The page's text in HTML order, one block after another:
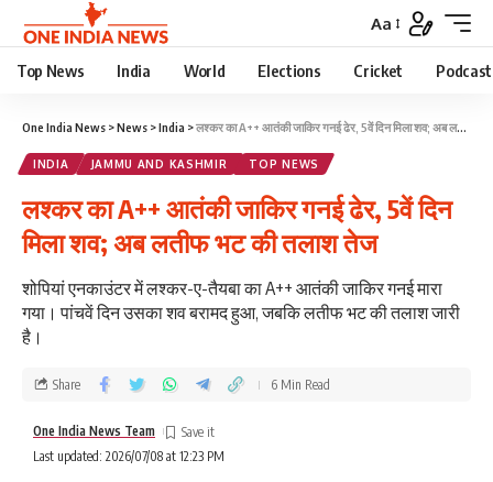
Aa
Top News India World Elections Cricket Podcast
One India News >News >India >लश्कर का A++ आतंकी जाकिर गनई ढेर, 5वें दिन मिला शव; अब लतीफ भट की तलाश तेज
INDIA JAMMU AND KASHMIR TOP NEWS
लश्कर का A++ आतंकी जाकिर गनई ढेर, 5वें दिन
मिला शव; अब लतीफ भट की तलाश तेज
शोपियां एनकाउंटर में लश्कर-ए-तैयबा का A++ आतंकी जाकिर गनई मारा
गया। पांचवें दिन उसका शव बरामद हुआ, जबकि लतीफ भट की तलाश जारी
है।
Last updated: 2026/07/08 at 12:23 PM
One India News Team
Share 6 Min Read